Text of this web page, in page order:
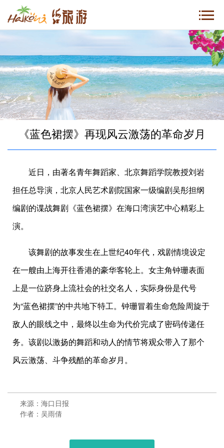
《蓝色裙摆》再现风云激荡的革命岁月
近日，由著名青年舞蹈家、北京舞蹈学院教授刘岩
担任总导演，北京人民艺术剧院国家一级编剧吴彤担纲
编剧的谍战舞剧《蓝色裙摆》在海口湾演艺中心精彩上
演。
该舞剧的故事发生在上世纪40年代，戏剧情境设定
在一艘由上海开往香港的豪华客轮上。女主角钟珊表面
上是一位跻身上流社会的社交名人，实际身份是代号
为“蓝色裙摆”的中共地下特工。钟珊冒着生命危险周旋于
敌人的眼线之中，最终以生命为代价完成了密码传递任
务。该剧以激扬的舞蹈和动人的情节将观众带入了那个
风云激荡、斗争残酷的革命岁月。
来源：海口日报
作者：吴雨倩